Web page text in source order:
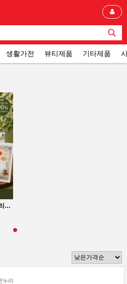
생활가전 뷰티제품 기타제품
무주천마 발효진골드 3박스 [브리콜리즙1박스] 사은품 믿을수 있는 제약회사천마
누리